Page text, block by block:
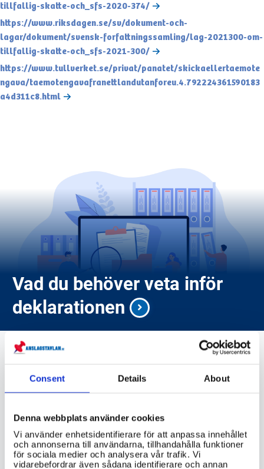
Consent Details About
Denna webbplats använder cookies
Vi använder enhetsidentifierare för att anpassa innehållet
och annonserna till användarna, tillhandahålla funktioner
för sociala medier och analysera vår trafik. Vi
vidarebefordrar även sådana identifierare och annan
tillfallig-skatte-och_sfs-2020-374/
https://www.riksdagen.se/sv/dokument-och-
lagar/dokument/svensk-forfattningssamling/lag-2021300-om-
tillfallig-skatte-och_sfs-2021-300/
https://www.tullverket.se/privat/panatet/skickaellertaemote
ngava/taemotengavafranettlandutanforeu.4.792224361590183
a4d311c8.html
Vad du behöver veta inför
deklarationen
riksdagen.se
tullverket.se